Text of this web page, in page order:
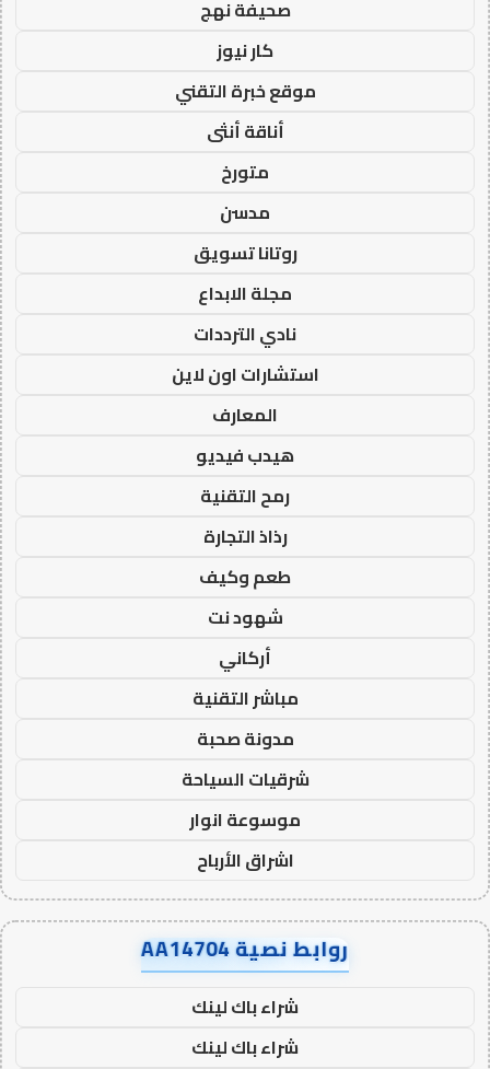
صحيفة نهج
كار نيوز
موقع خبرة التقني
أناقة أنثى
متورخ
مدسن
روتانا تسويق
مجلة الابداع
نادي الترددات
استشارات اون لاين
المعارف
هيدب فيديو
رمح التقنية
رذاذ التجارة
طعم وكيف
شهود نت
أركاني
مباشر التقنية
مدونة صحبة
شرقيات السياحة
موسوعة انوار
اشراق الأرباح
روابط نصية AA14704
شراء باك لينك
شراء باك لينك